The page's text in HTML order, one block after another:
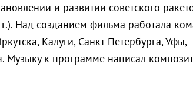
и развитии советского
Над созданием фильма работала
Калуги, Санкт-Петербурга, Уфы,
Музыку к программе написал